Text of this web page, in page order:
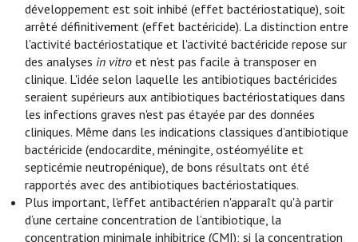
développement est soit inhibé (effet bactériostatique), soit
arrêté définitivement (effet bactéricide). La distinction entre
l'activité bactériostatique et l'activité bactéricide repose sur
des analyses in vitro et n'est pas facile à transposer en
clinique. L'idée selon laquelle les antibiotiques bactéricides
seraient supérieurs aux antibiotiques bactériostatiques dans
les infections graves n'est pas étayée par des données
cliniques. Même dans les indications classiques d’antibiotique
bactéricide (endocardite, méningite, ostéomyélite et
septicémie neutropénique), de bons résultats ont été
rapportés avec des antibiotiques bactériostatiques.
Plus important, l'effet antibactérien n'apparaît qu'à partir
d’une certaine concentration de l’antibiotique, la
concentration minimale inhibitrice (CMI); si la concentration